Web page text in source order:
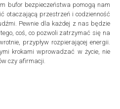
bufor bezpieczeństwa pomogą nam
otaczającą przestrzeń i codzienność
Pewnie dla każdej z nas będzie
coś, co pozwoli zatrzymać się na
przypływ rozpierającej energii.
krokami wprowadzać w życie, nie
czy afirmacji.